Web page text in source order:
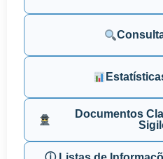
Documentos